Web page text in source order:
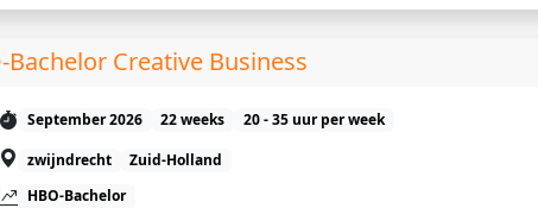
Creative Business
September 2026 22 weeks
20 - 35 uur per week
zwijndrecht
Zuid-Holland
HBO-Bachelor